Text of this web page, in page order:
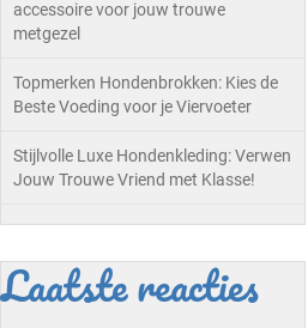
accessoire voor jouw trouwe
metgezel
Topmerken Hondenbrokken: Kies de
Beste Voeding voor je Viervoeter
Stijlvolle Luxe Hondenkleding: Verwen
Jouw Trouwe Vriend met Klasse!
Laatste reacties